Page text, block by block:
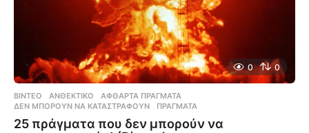
0 0
ΒΊΝΤΕΟ ΑΝΘΕΚΤΙΚΌ ,ΆΦΘΑΡΤΑ ΠΡΆΓΜΑΤΑ
ΔΕΝ ΜΠΟΡΟΎΝ ΝΑ ΚΑΤΑΣΤΡΑΦΟΎΝ
,ΠΡΆΓΜΑΤΑ
25 πράγματα που δεν μπορούν να